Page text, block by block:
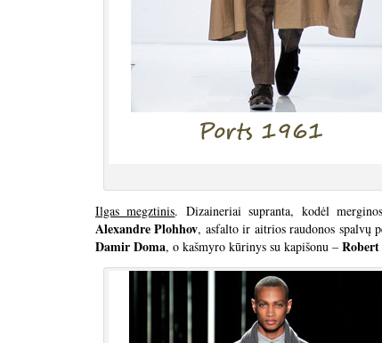
Ilgas megztinis. Dizaineriai supranta, kodėl
Alexandre Plohhov, asfalto ir aitrios raudonos spalvų
Damir Doma, o kašmyro kūrinys su kapišonu –